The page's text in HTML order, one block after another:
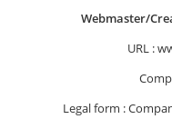
Webmaster/
URL :
Legal form :